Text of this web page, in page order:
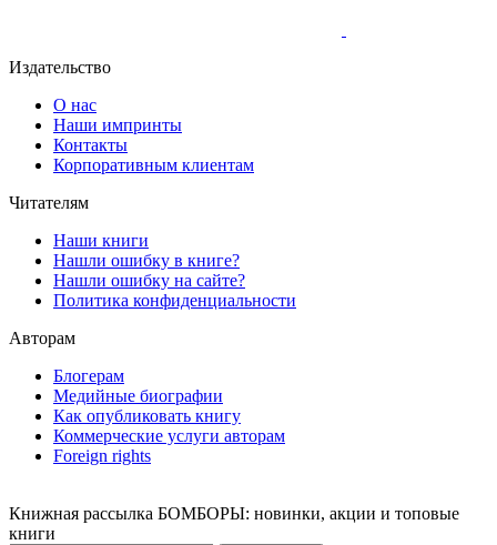
Издательство
О нас
Наши импринты
Контакты
Корпоративным клиентам
Читателям
Наши книги
Нашли ошибку в книге?
Нашли ошибку на сайте?
Политика конфиденциальности
Авторам
Блогерам
Медийные биографии
Как опубликовать книгу
Коммерческие услуги авторам
Foreign rights
Книжная рассылка БОМБОРЫ: новинки, акции и топовые
книги